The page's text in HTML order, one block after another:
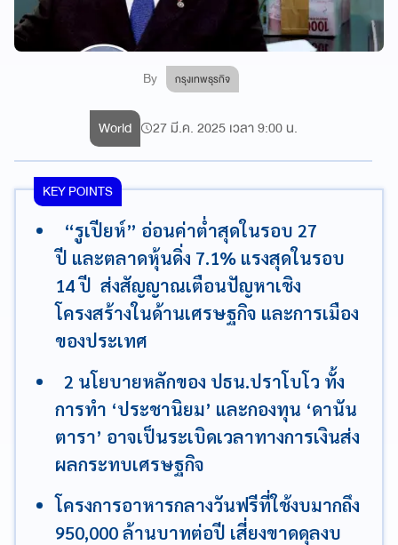
By กรุงเทพธุรกิจ
World 27 มี.ค. 2025 เวลา 9:00 น.
KEY POINTS
“รูเปียห์” อ่อนค่าต่ำสุดในรอบ 27
ปี และตลาดหุ้นดิ่ง 7.1% แรงสุดในรอบ
14 ปี ส่งสัญญาณเตือนปัญหาเชิง
โครงสร้างในด้านเศรษฐกิจ และการเมือง
ของประเทศ
2 นโยบายหลักของ ปธน.ปราโบโว ทั้ง
การทำ ‘ประชานิยม’ และกองทุน ‘ดานัน
ตารา’ อาจเป็นระเบิดเวลาทางการเงินส่ง
ผลกระทบเศรษฐกิจ
โครงการอาหารกลางวันฟรีที่ใช้งบมากถึง
950,000 ล้านบาทต่อปี เสี่ยงขาดดุลงบ